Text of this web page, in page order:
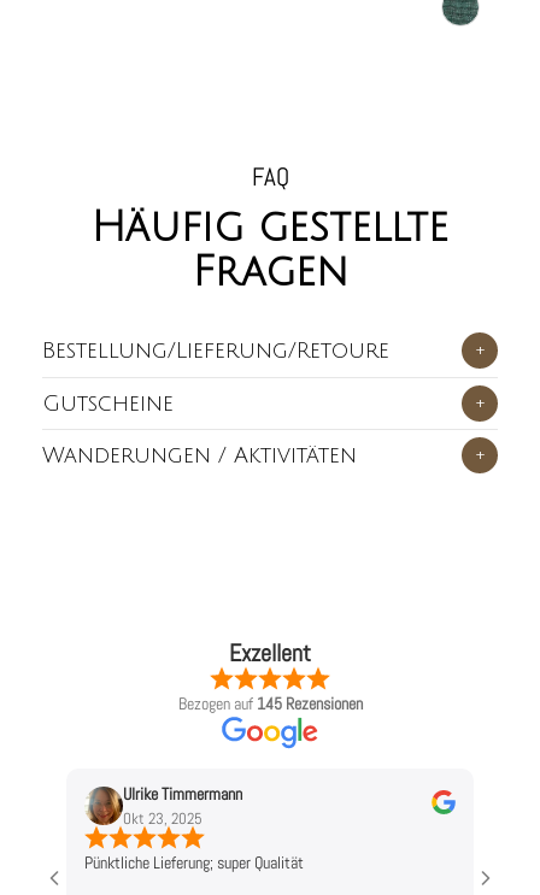
FAQ
Häufig gestellte
Fragen
Bestellung/Lieferung/Retoure +
Gutscheine +
Wanderungen / Aktivitäten +
Exzellent
Bezogen auf 145 Rezensionen
Ulrike Timmermann
Okt 23, 2025
Pünktliche Lieferung; super Qualität